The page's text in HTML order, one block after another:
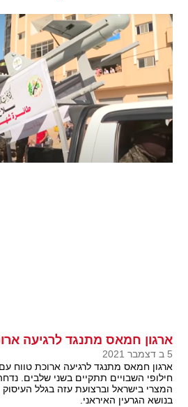
ארגון חמאס מתנגד לרגיעה
5 ב דצמבר 2021
ארגון חמאס מתנגד לרגיעה ארוכת טווח
חילופי השבויים תתקיים בשני שלבים.
המצרי בישראל וברצועת עזה בגלל
בנושא הגרעין האיראני.